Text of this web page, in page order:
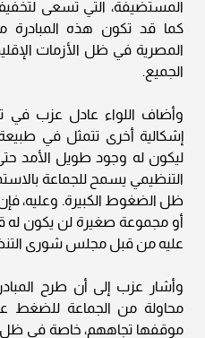
المستضيفة، التي تسعى لتخفيف
كما قد تكون هذه المبادرة
المصرية في ظل الأزمات
الجميع.
وأضاف اللواء عادل عزب في
إشكالية أخرى تتمثل في
ليكون له وجود طويل الأمد
التنظيمي يسمح للجماعة
ظل الضغوط الكبيرة. وعليه،
أو مجموعة صغيرة لن يكون له
عليه من قبل مجلس شورى
وأشار عزب إلى أن طرح
محاولة من الجماعة للضغط
موقفها تجاههم، خاصة في ظل